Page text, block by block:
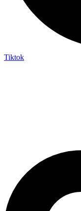
Tiktok